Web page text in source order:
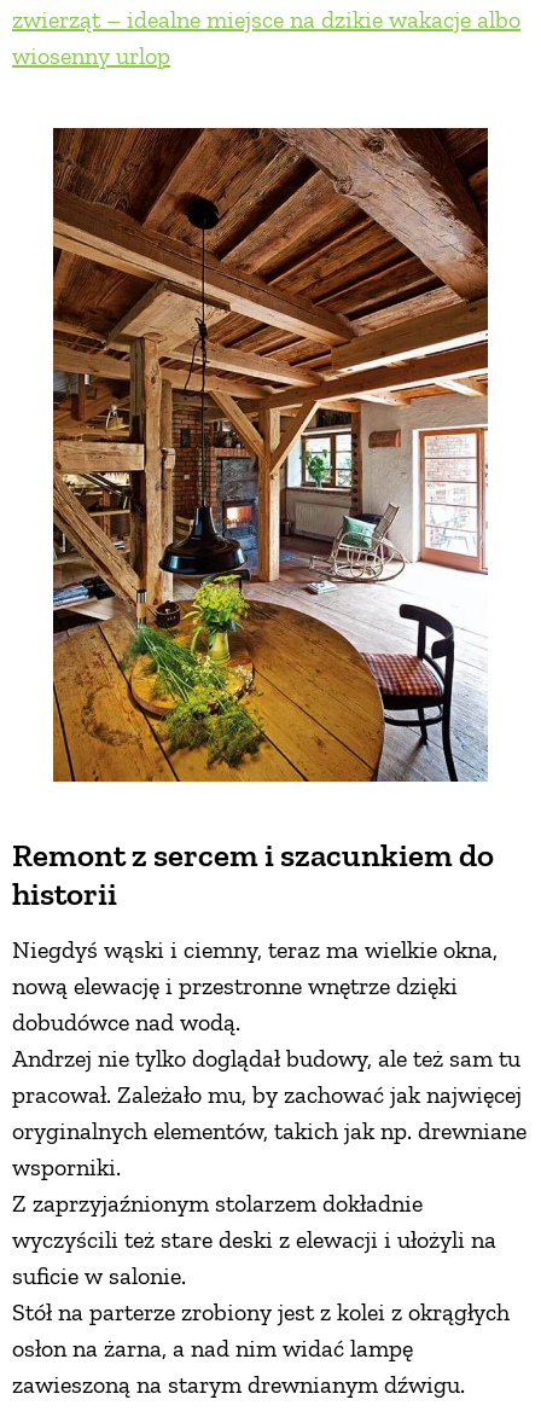
zwierząt – idealne miejsce na dzikie wakacje albo
wiosenny urlop
Remont z sercem i szacunkiem do
historii
Niegdyś wąski i ciemny, teraz ma wielkie okna,
nową elewację i przestronne wnętrze dzięki
dobudówce nad wodą.
Andrzej nie tylko doglądał budowy, ale też sam tu
pracował. Zależało mu, by zachować jak najwięcej
oryginalnych elementów, takich jak np. drewniane
wsporniki.
Z zaprzyjaźnionym stolarzem dokładnie
wyczyścili też stare deski z elewacji i ułożyli na
suficie w salonie.
Stół na parterze zrobiony jest z kolei z okrągłych
osłon na żarna, a nad nim widać lampę
zawieszoną na starym drewnianym dźwigu.